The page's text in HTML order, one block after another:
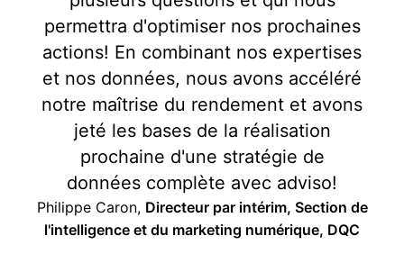
permettra d'optimiser nos prochaines
actions! En combinant nos expertises
et nos données, nous avons accéléré
notre maîtrise du rendement et avons
jeté les bases de la réalisation
prochaine d'une stratégie de
données complète avec adviso!
Philippe Caron, Directeur par intérim, Section de
l'intelligence et du marketing numérique, DQC